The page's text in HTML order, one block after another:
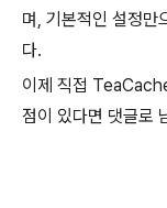
며, 기본적인 설정만
다.
이제 직접
점이 있다면 댓글로